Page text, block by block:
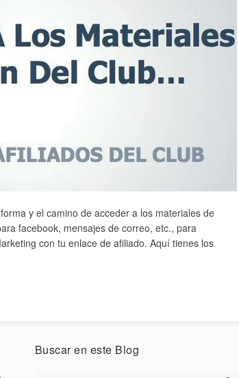
y el camino de acceder a los materiales de
facebook, mensajes de correo, etc., para
con tu enlace de afiliado. Aquí tienes los
Buscar en este Blog